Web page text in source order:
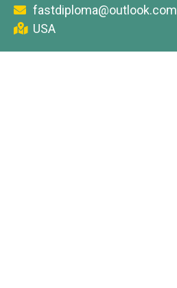
fastdiploma@outlook.com
USA